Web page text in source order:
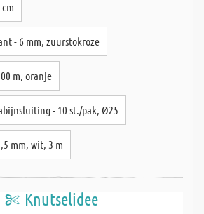
- 6 mm, zuurstokroze
m, oranje
- 10 st./pak, Ø25
mm, wit, 3 m
Knutselidee